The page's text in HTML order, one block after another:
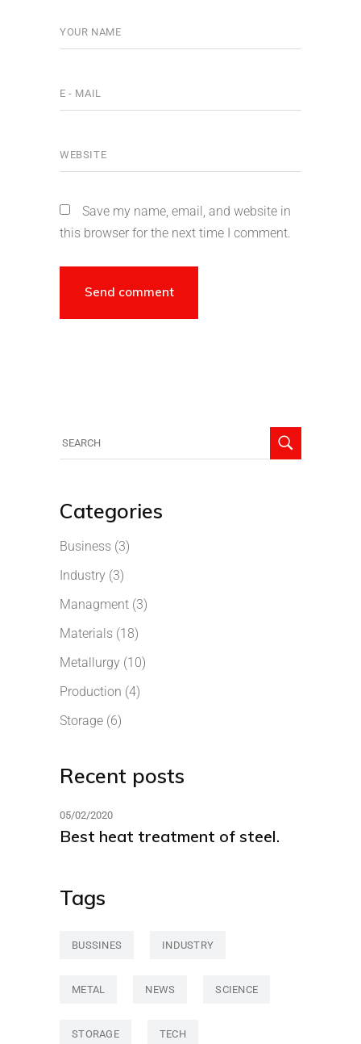
Save my name, email, and website in
this browser for the next time I comment.
Categories
Business (3)
Industry (3)
Managment (3)
Materials (18)
Metallurgy (10)
Production (4)
Storage (6)
Recent posts
05/02/2020
Best heat treatment of steel.
Tags
BUSSINES INDUSTRY
METAL NEWS SCIENCE
STORAGE TECH